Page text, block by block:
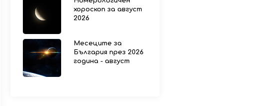
хороскоп за август
2026
Месеците за
България през 2026
година - август